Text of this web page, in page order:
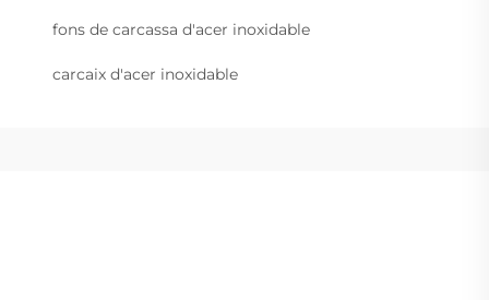
fons de carcassa d'acer inoxidable
carcaix d'acer inoxidable